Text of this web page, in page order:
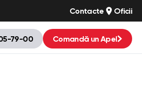
Contacte Oficii
79-00 Comandă un Apel